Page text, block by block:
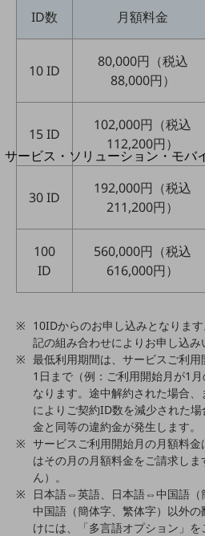
地域社会を支える皆さまと地域課題の解決や
LGPF(Local Government Platform)
サービス・ソリューション・モバ
DXに関する課題を解決する
サービス・ソリューションをご紹介
カテゴリーで探す
カテゴリーで探すTOP
ネットワーク・モバイル
電話・映像コミュニケーション
セキュリティ
データ利活用
運用管理
ID数 月額料金
10 ID
80,000円（税込
88,000円）
15 ID
102,000円（税込
112,200円）
30 ID
192,000円（税込
211,200円）
100
ID
560,000円（税込
616,000円）
10IDからのお申し込みとなりま
記の組み合わせによりお申し込み
最低利用期間は、サービスご利
1日まで（例：ご利用開始月が1
なります。途中解約された場合
によりご契約ID数を減少された
金と同等の違約金が発生します。
サービスご利用開始月の月額料
はその月の月額料金をご請求し
ん）。
日本語⇔英語、日本語⇔中国語（
中国語（簡体字、繁体字）以外
けには、「多言語オプション」を